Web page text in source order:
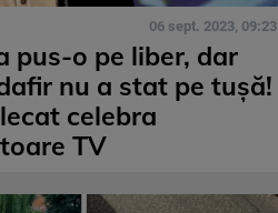
06 sept. 2023, 09:23
pus-o pe liber, dar
nu a stat pe tușă!
celebra
TV